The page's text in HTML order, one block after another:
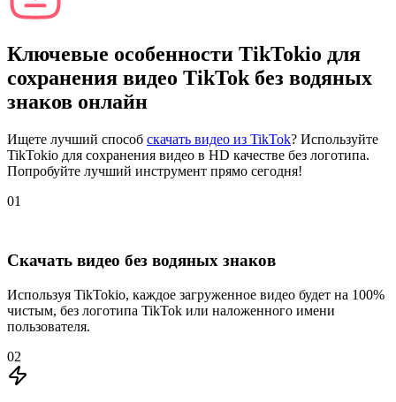
Ключевые особенности TikTokio для
сохранения видео TikTok без водяных
знаков онлайн
Ищете лучший способ скачать видео из TikTok? Используйте
TikTokio для сохранения видео в HD качестве без логотипа.
Попробуйте лучший инструмент прямо сегодня!
01
Скачать видео без водяных знаков
Используя TikTokio, каждое загруженное видео будет на 100%
чистым, без логотипа TikTok или наложенного имени
пользователя.
02